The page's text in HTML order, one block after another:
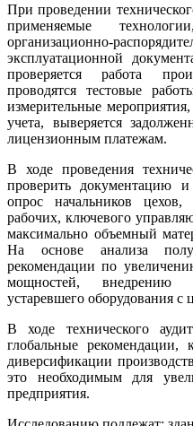
При проведении
применяемые
организационно-
эксплуатационной
проверяется работа
проводятся тестовые
измерительные
учета, выверяется
лицензионным платежам.
В ходе проведения
проверить документацию
опрос начальников цехов,
рабочих, ключевого
максимально объемный
На основе анализа
рекомендации по
мощностей, внедрению
устаревшего оборудования с
В ходе технического
глобальные рекомендации,
диверсификации
это необходимым для
предприятия.